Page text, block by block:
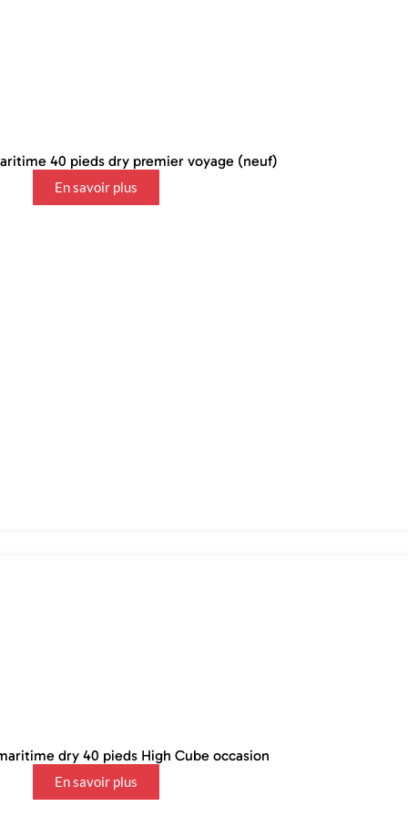
40 pieds dry premier voyage (neuf)
En savoir plus
dry 40 pieds High Cube occasion
En savoir plus